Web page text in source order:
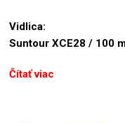
Vidlica:
Suntour XCE28 / 100
Čítať viac